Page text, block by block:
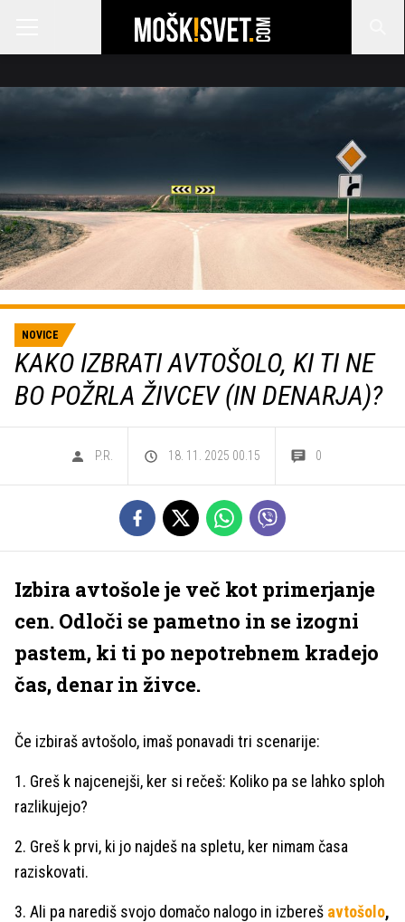
NOVICE
KAKO IZBRATI AVTOŠOLO, KI TI NE
BO POŽRLA ŽIVCEV (IN DENARJA)?
P.R. 18. 11. 2025 00.15 0
Izbira avtošole je več kot primerjanje
cen. Odloči se pametno in se izogni
pastem, ki ti po nepotrebnem kradejo
čas, denar in živce.
Če izbiraš avtošolo, imaš ponavadi tri scenarije:
1. Greš k najcenejši, ker si rečeš: Koliko pa se lahko sploh
razlikujejo?
2. Greš k prvi, ki jo najdeš na spletu, ker nimam časa
raziskovati.
3. Ali pa narediš svojo domačo nalogo in izbereš avtošolo,